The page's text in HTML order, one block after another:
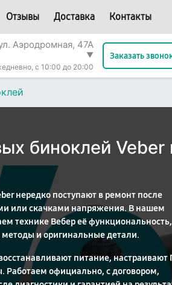
Отзывы Доставка Контакты
Аэродромная, 47А
▼
с 10:00 до 20:00
Заказать
биноклей Veber
нередко поступают в ремонт после
или скачками напряжения. В нашем
технике Вебер её функциональность,
и оригинальные детали.
питание, настраивают
Работаем официально, с договором,